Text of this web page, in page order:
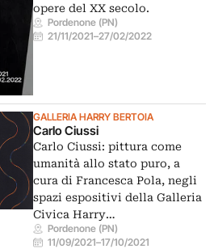
opere del XX secolo.
Pordenone (PN)
21/11/2021–27/02/2022
GALLERIA HARRY BERTOIA
Carlo Ciussi
Carlo Ciussi: pittura come
umanità allo stato puro, a
cura di Francesca Pola, negli
spazi espositivi della Galleria
Civica Harry…
Pordenone (PN)
11/09/2021–17/10/2021